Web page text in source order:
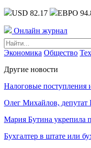
USD 82.17 ЕВРО
Онлайн журнал
Экономика Общество
Другие новости
Налоговые поступления
Олег Михайлов, депутат
Мария Бутина укрепила
Бухгалтер в штате или